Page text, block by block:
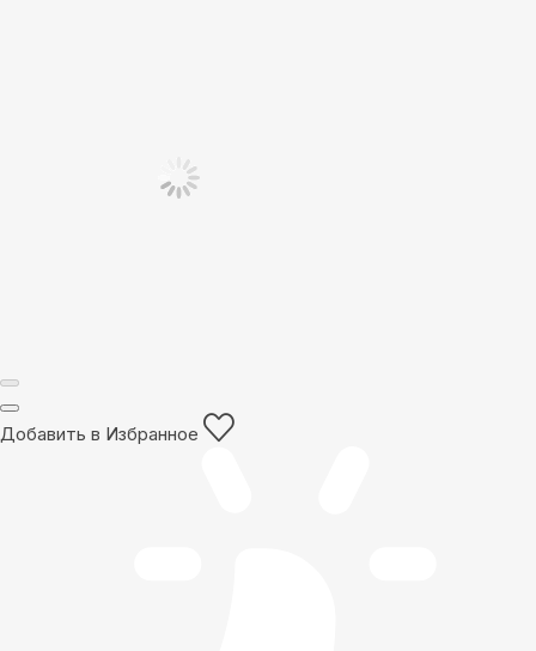
Добавить в Избранное